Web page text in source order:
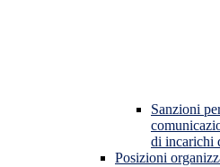
Sanzioni
di incarichi
Posizioni